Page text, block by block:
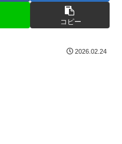
コピー
2026.02.24